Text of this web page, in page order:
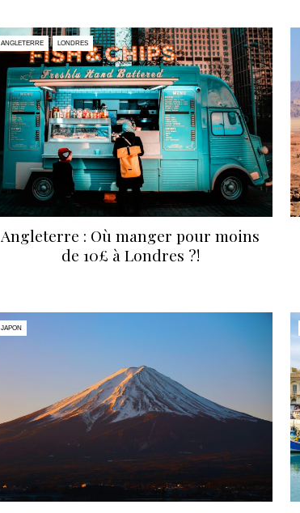
ANGLETERRE LONDRES
Angleterre : Où manger pour moins
de 10£ à Londres ?!
JAPON